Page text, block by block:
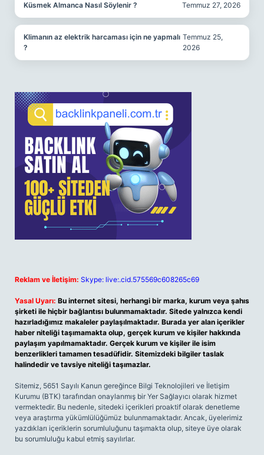
Küsmek Almanca Nasıl Söylenir ? Temmuz 27, 2026
Klimanın az elektrik harcaması için ne yapmalı
?
Temmuz 25,
2026
Reklam ve İletişim: Skype: live:.cid.575569c608265c69
Yasal Uyarı: Bu internet sitesi, herhangi bir marka, kurum veya şahıs
şirketi ile hiçbir bağlantısı bulunmamaktadır. Sitede yalnızca kendi
hazırladığımız makaleler paylaşılmaktadır. Burada yer alan içerikler
haber niteliği taşımamakta olup, gerçek kurum ve kişiler hakkında
paylaşım yapılmamaktadır. Gerçek kurum ve kişiler ile isim
benzerlikleri tamamen tesadüfidir. Sitemizdeki bilgiler taslak
halindedir ve tavsiye niteliği taşımazlar.
Sitemiz, 5651 Sayılı Kanun gereğince Bilgi Teknolojileri ve İletişim
Kurumu (BTK) tarafından onaylanmış bir Yer Sağlayıcı olarak hizmet
vermektedir. Bu nedenle, sitedeki içerikleri proaktif olarak denetleme
veya araştırma yükümlülüğümüz bulunmamaktadır. Ancak, üyelerimiz
yazdıkları içeriklerin sorumluluğunu taşımakta olup, siteye üye olarak
bu sorumluluğu kabul etmiş sayılırlar.